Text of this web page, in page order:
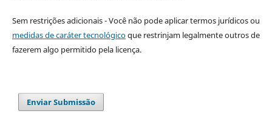
Sem restrições adicionais - Você não pode aplicar termos jurídicos ou
medidas de caráter tecnológicoque restrinjam legalmente outros de
fazerem algo permitido pela licença.
Enviar Submissão